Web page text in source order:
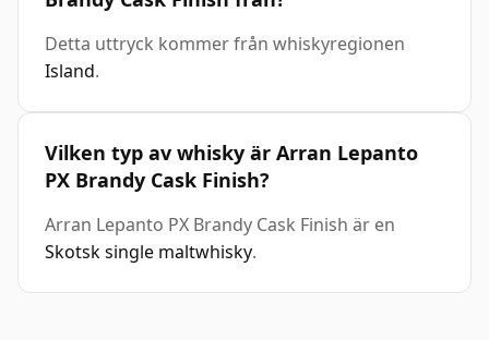
Detta uttryck kommer från whiskyregionen
Island.
Vilken typ av whisky är Arran Lepanto
PX Brandy Cask Finish?
Arran Lepanto PX Brandy Cask Finish är en
Skotsk single maltwhisky.